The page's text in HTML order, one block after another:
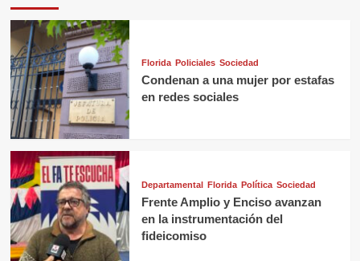
Florida Policiales Sociedad
Condenan a una mujer por estafas
en redes sociales
Departamental Florida Política Sociedad
Frente Amplio y Enciso avanzan
en la instrumentación del
fideicomiso